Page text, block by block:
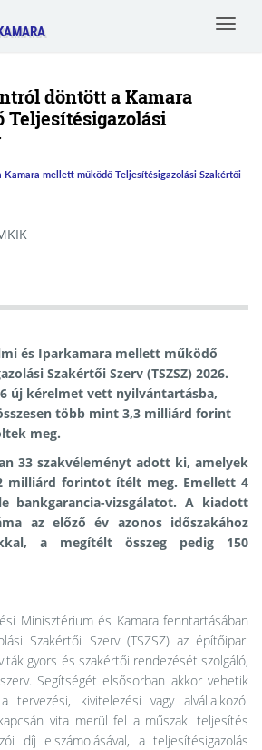
Toggle
döntött a Kamara
Teljesítésigazolási
mellett működő Teljesítésigazolási Szakértői
és Iparkamara mellett működő
Szakértői Szerv (TSZSZ) 2026.
új kérelmet vett nyilvántartásba,
több mint 3,3 milliárd forint
meg.
33 szakvéleményt adott ki, amelyek
milliárd forintot ítélt meg. Emellett 4
bankgarancia-vizsgálatot. A kiadott
az előző év azonos időszakához
a megítélt összeg pedig 150
Minisztérium és Kamara fenntartásában
Szakértői Szerv (TSZSZ) az építőipari
gyors és szakértői rendezését szolgáló,
Segítségét elsősorban akkor vehetik
kivitelezési vagy alvállalkozói
vita merül fel a műszaki teljesítés
díj elszámolásával, a teljesítésigazolás